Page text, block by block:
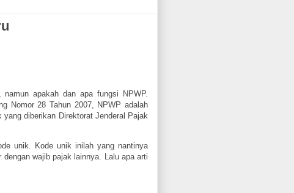
namun apakah dan apa fungsi NPWP.
Nomor 28 Tahun 2007, NPWP adalah
diberikan Direktorat Jenderal Pajak
unik. Kode unik inilah yang nantinya
wajib pajak lainnya. Lalu apa arti